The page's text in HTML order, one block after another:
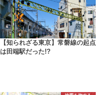
【知られざる東京】常磐線の起点
は田端駅だった!?